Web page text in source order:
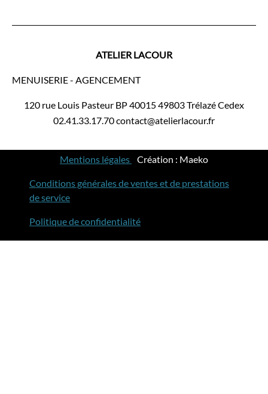
ATELIER LACOUR
MENUISERIE - AGENCEMENT
120 rue Louis Pasteur BP 40015 49803 Trélazé Cedex
02.41.33.17.70 contact@atelierlacour.fr
Mentions légales Création : Maeko
Conditions générales de ventes et de prestations
de service
Politique de confidentialité